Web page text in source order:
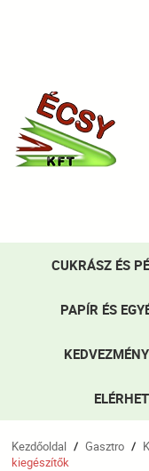
CUKRÁSZ ÉS
PAPÍR ÉS
Kezdőoldal / Gasztro /
kiegészítők